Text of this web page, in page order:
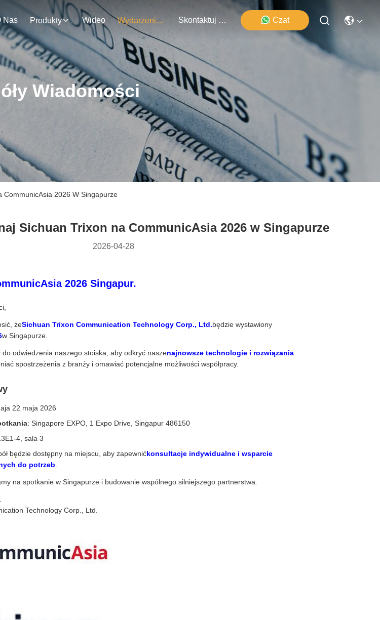
Nas Produkty Wideo Wydarzenia Skontaktuj Się Z Nami Czat
Wiadomości
CommunicAsia 2026 W Singapurze
Sichuan Trixon na CommunicAsia 2026 w Singapurze
2026-04-28
2026 Singapur.
żeSichuan Trixon Communication Technology Corp., Ltd.będzie wystawiony
w Singapurze.
odwiedzenia naszego stoiska, aby odkryć naszenajnowsze technologie i rozwiązania
spostrzeżenia z branży i omawiać potencjalne możliwości współpracy.
22 maja 2026
: Singapore EXPO, 1 Expo Drive, Singapur 486150
3E1-4, sala 3
będzie dostępny na miejscu, aby zapewnićkonsultacje indywidualne i wsparcie
do potrzeb
na spotkanie w Singapurze i budowanie wspólnego silniejszego partnerstwa.
Technology Corp., Ltd.